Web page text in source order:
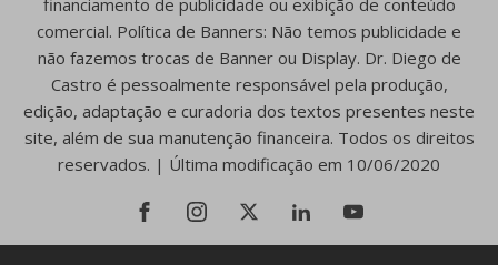
financiamento de publicidade ou exibição de conteúdo
comercial. Política de Banners: Não temos publicidade e
não fazemos trocas de Banner ou Display. Dr. Diego de
Castro é pessoalmente responsável pela produção,
edição, adaptação e curadoria dos textos presentes neste
site, além de sua manutenção financeira. Todos os direitos
reservados. | Última modificação em 10/06/2020